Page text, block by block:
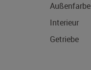
Außenfarbe
Interieur
Getriebe